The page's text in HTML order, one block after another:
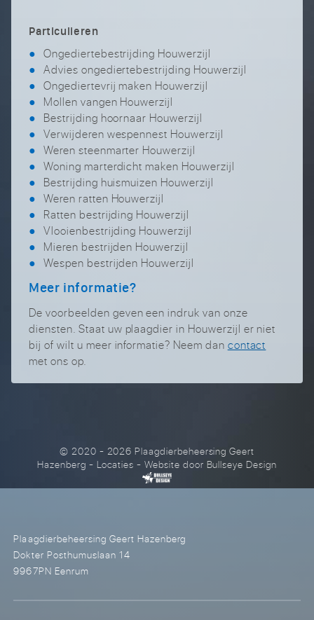
Particulieren
Ongediertebestrijding Houwerzijl
Advies ongediertebestrijding Houwerzijl
Ongediertevrij maken Houwerzijl
Mollen vangen Houwerzijl
Bestrijding hoornaar Houwerzijl
Verwijderen wespennest Houwerzijl
Weren steenmarter Houwerzijl
Woning marterdicht maken Houwerzijl
Bestrijding huismuizen Houwerzijl
Weren ratten Houwerzijl
Ratten bestrijding Houwerzijl
Vlooienbestrijding Houwerzijl
Mieren bestrijden Houwerzijl
Wespen bestrijden Houwerzijl
Meer informatie?
De voorbeelden geven een indruk van onze
diensten. Staat uw plaagdier in Houwerzijl er niet
bij of wilt u meer informatie? Neem dan contact
met ons op.
© 2020 - 2026 Plaagdierbeheersing Geert
Hazenberg - Locaties - Website door Bullseye Design
Plaagdierbeheersing Geert Hazenberg
Dokter Posthumuslaan 14
9967PN Eenrum